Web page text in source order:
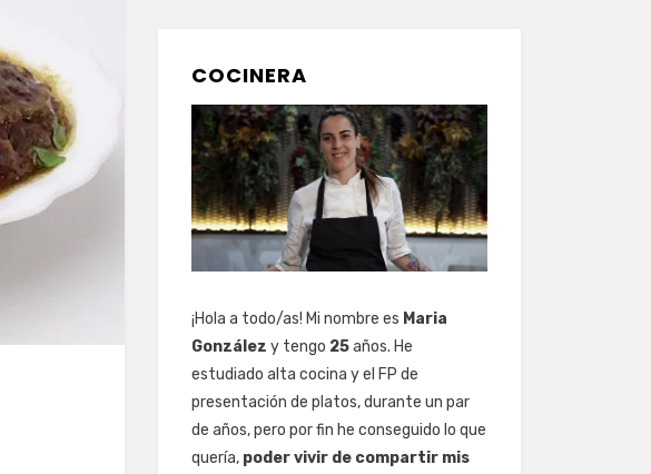
COCINERA
¡Hola a todo/as! Mi nombre es Maria
González y tengo 25años. He
estudiado alta cocina y el FP de
presentación de platos, durante un par
de años, pero por fin he conseguido lo que
quería, poder vivir de compartir mis